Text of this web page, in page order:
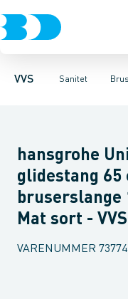
VVS Sanitet
Rør & fittings
Toiletter, sæder og
Håndbrusere
hansgrohe
glidestang 65
bruserslange
Mat sort - VVS
VARENUMMER